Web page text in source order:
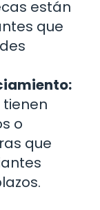
están
que
tienen
o
que